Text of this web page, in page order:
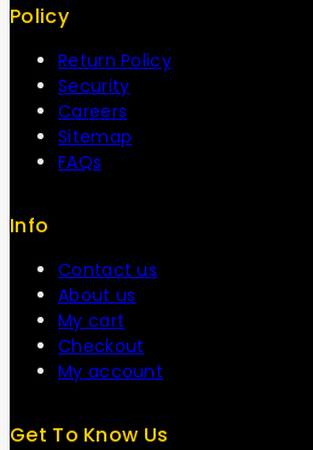
Policy
Return Policy
Security
Careers
Sitemap
FAQs
Info
Contact us
About us
My cart
Checkout
My account
Get To Know Us